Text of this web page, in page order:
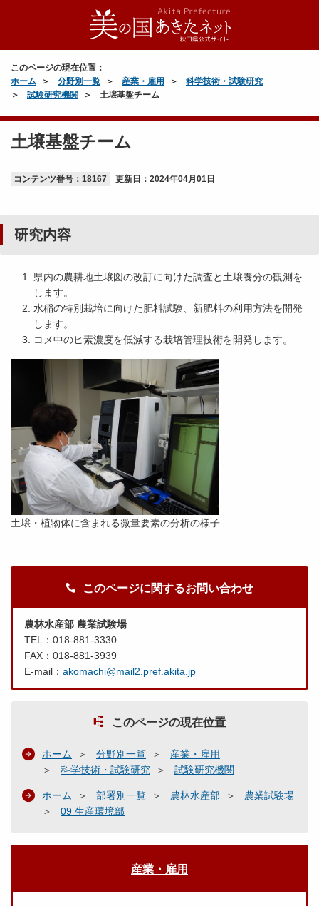
このページの現在位置：
ホーム
分野別一覧 産業・雇用
科学技術・試験研究
試験研究機関
土壌基盤チーム
土壌基盤チーム
コンテンツ番号：18167 更新日： 2024年04月01日
研究内容
県内の農耕地土壌図の改訂に向けた調査と土壌養分の観測を
します。
水稲の特別栽培に向けた肥料試験、新肥料の利用方法を開発
します。
コメ中のヒ素濃度を低減する栽培管理技術を開発します。
土壌・植物体に含まれる微量要素の分析の様子
このページに関するお問い合わせ
農林水産部 農業試験場
TEL：018-881-3330
FAX：018-881-3939
E-mail： akomachi@mail2.pref.akita.jp
このページの現在位置
ホーム 分野別一覧
産業・雇用
科学技術・試験研究
試験研究機関
ホーム 部署別一覧 農林水産部
農業試験場
09 生産環境部
産業・雇用